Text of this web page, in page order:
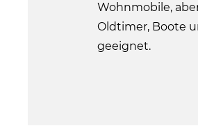
Wohnmobile,
Oldtimer, Boote
geeignet.